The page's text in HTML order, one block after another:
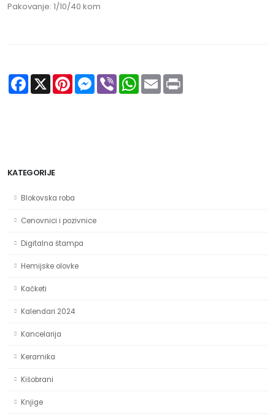
Pakovanje: 1/10/40 kom
Facebook
X PinterestMessenger
Viber WhatsApp
Email
KATEGORIJE
Blokovska roba
Cenovnici i pozivnice
Digitalna štampa
Hemijske olovke
Kačketi
Kalendari 2024
Kancelarija
Keramika
Kišobrani
Knjige